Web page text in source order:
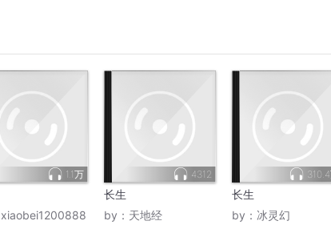
1.1万
xiaobei1200888
4312
长生
by： 天地经
长生
by： 冰灵幻